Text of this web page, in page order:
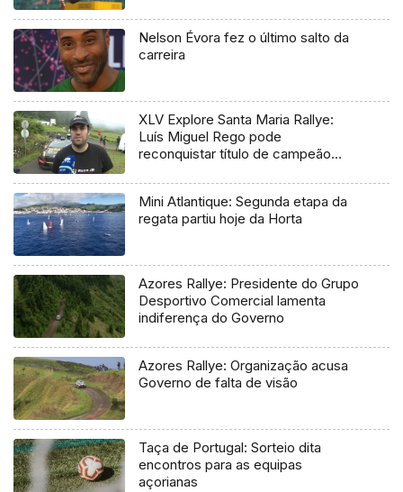
Nelson Évora fez o último salto da
carreira
XLV Explore Santa Maria Rallye:
Luís Miguel Rego pode
reconquistar título de campeão
Mini Atlantique: Segunda etapa da
regata partiu hoje da Horta
Azores Rallye: Presidente do Grupo
Desportivo Comercial lamenta
indiferença do Governo
Azores Rallye: Organização acusa
Governo de falta de visão
Taça de Portugal: Sorteio dita
encontros para as equipas
açorianas